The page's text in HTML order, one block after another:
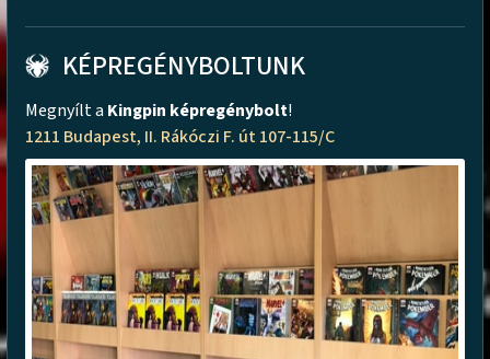
KÉPREGÉNYBOLTUNK
Megnyílt a Kingpin képregénybolt!
1211 Budapest, II. Rákóczi F. út 107-115/C